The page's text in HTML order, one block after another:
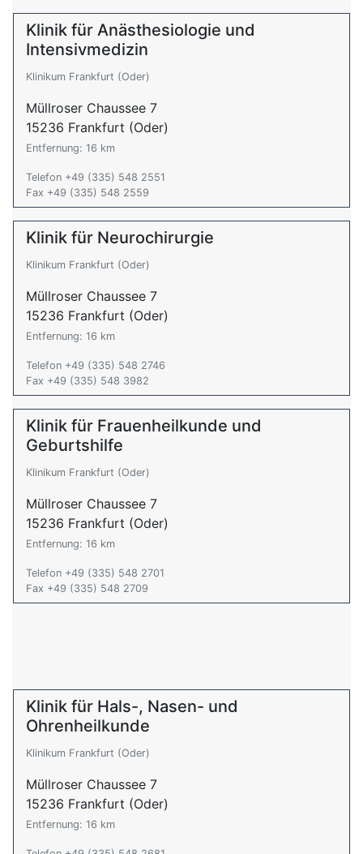
Klinik für Anästhesiologie und
Intensivmedizin
Klinikum Frankfurt (Oder)
Müllroser Chaussee 7
15236 Frankfurt (Oder)
Entfernung: 16 km
Telefon +49 (335) 548 2551
Fax +49 (335) 548 2559
Klinik für Neurochirurgie
Klinikum Frankfurt (Oder)
Müllroser Chaussee 7
15236 Frankfurt (Oder)
Entfernung: 16 km
Telefon +49 (335) 548 2746
Fax +49 (335) 548 3982
Klinik für Frauenheilkunde und
Geburtshilfe
Klinikum Frankfurt (Oder)
Müllroser Chaussee 7
15236 Frankfurt (Oder)
Entfernung: 16 km
Telefon +49 (335) 548 2701
Fax +49 (335) 548 2709
Klinik für Hals-, Nasen- und
Ohrenheilkunde
Klinikum Frankfurt (Oder)
Müllroser Chaussee 7
15236 Frankfurt (Oder)
Entfernung: 16 km